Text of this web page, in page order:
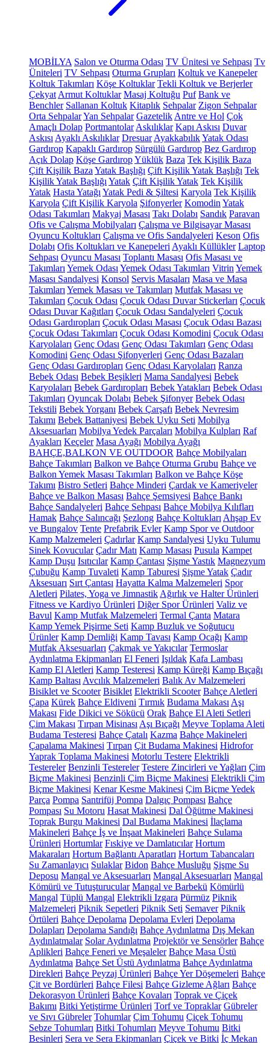
MOBİLYA Salon ve Oturma Odası TV Ünitesi ve Sehpası Tv
Üniteleri TV Sehpası Oturma Grupları Koltuk ve Kanepeler
Koltuk Takımları Köşe Koltuklar Tekli Koltuk ve Berjerler
Çekyat Armut Koltuklar Masaj Koltuğu Puf Bank ve
Benchler Sallanan Koltuk Kitaplık Sehpalar Zigon Sehpalar
Orta SehpalarYan Sehpalar Gazetelik Antre ve Hol Çok
Amaçlı Dolap Portmantolar Askılıklar Kapı Askısı Duvar
Askısı Ayaklı Askılıklar Dresuar AyakkabılıkYatak Odası
Gardırop Kapaklı Gardırop Sürgülü Gardırop Bez Gardırop
Açık Dolap Köşe GardıropYüklük Baza Tek Kişilik Baza
Çift Kişilik Baza Yatak Başlığı Çift Kişilik Yatak Başlığı Tek
Kişilik Yatak Başlığı Yatak Çift Kişilik Yatak Tek Kişilik
Yatak Hasta Yatağı Yatak Pedi & Şiltesi Karyola Tek Kişilik
Karyola Çift Kişilik Karyola Şifonyerler Komodin Yatak
Odası Takımları Makyaj Masası Takı Dolabı Sandık Paravan
Ofis ve Çalışma Mobilyaları Çalışma ve Bilgisayar Masası
Oyuncu Koltukları Çalışma ve Ofis Sandalyeleri Keson Ofis
Dolabı Ofis Koltukları ve Kanepeleri Ayaklı Küllükler Laptop
Sehpası Oyuncu Masası Toplantı Masası Ofis Masası ve
Takımları Yemek Odası Yemek Odası Takımları Vitrin Yemek
Masası Sandalyesi Konsol Servis Masaları Masa ve Masa
Takımları Yemek Masası ve Takımları Mutfak Masası ve
Takımları Çocuk Odası Çocuk Odası Duvar Stickerları Çocuk
Odası Duvar Kağıtları Çocuk Odası Sandalyeleri Çocuk
Odası Gardıropları Çocuk Odası Masası Çocuk Odası Bazası
Çocuk Odası Takımları Çocuk Odası Komodini Çocuk Odası
Karyolaları Genç Odası Genç Odası Takımları Genç Odası
Komodini Genç Odası Şifonyerleri Genç Odası Bazaları
Genç Odası Gardıropları Genç Odası Karyolaları Ranza
Bebek Odası Bebek Beşikleri Mama Sandalyesi Bebek
Karyolaları Bebek Gardıropları Bebek Yatakları Bebek Odası
Takımları Oyuncak Dolabı Bebek Şifonyer Bebek Odası
Tekstili Bebek Yorganı Bebek Çarşafı Bebek Nevresim
Takımı Bebek Battaniyesi Bebek Uyku Seti Mobilya
Aksesuarları Mobilya Yedek Parçaları Mobilya Kulpları Raf
Ayakları Keçeler Masa Ayağı Mobilya Ayağı
BAHÇE,BALKON VE OUTDOOR Bahçe Mobilyaları
Bahçe Takımları Balkon ve Bahçe Oturma Grubu Bahçe ve
Balkon Yemek Masası Takımları Balkon ve Bahçe Köşe
Takımı Bistro Setleri Bahçe Minderi Çardak ve Kameriyeler
Bahçe ve Balkon Masası Bahçe Şemsiyesi Bahçe Bankı
Bahçe Sandalyeleri Bahçe Sehpası Bahçe Mobilya Kılıfları
Hamak Bahçe Salıncağı Şezlong Bahçe Koltukları Ahşap Ev
ve Bungalov Tente Prefabrik Evler Kamp Spor ve Outdoor
Kamp Malzemeleri Çadırlar Kamp Sandalyesi Uyku Tulumu
Sinek Kovucular Çadır Matı Kamp Masası Pusula Kampet
Kamp Duşu Isıtıcılar Kamp Çantası Şişme Yastık Magnezyum
Çubuğu Kamp Tuvaleti Kamp Taburesi Şişme Yatak Çadır
Aksesuarı Sırt Çantası Hayatta Kalma Malzemeleri Spor
Aletleri Pilates, Yoga ve Jimnastik Ağırlık ve Halter Ürünleri
Fitness ve Kardiyo Ürünleri Diğer Spor Ürünleri Valiz ve
Bavul Kamp Mutfak Malzemeleri Termal Çanta Matara
Kamp Yemek Pişirme Seti Kamp Buzluk ve Soğutucu
Ürünler Kamp Demliği Kamp Tavası Kamp Ocağı Kamp
Mutfak Aksesuarları Çakmak ve Yakıcılar Termoslar
Aydınlatma Ekipmanları El Feneri Işıldak Kafa Lambası
Kamp El Aletleri Kamp Testeresi Kamp Küreği Kamp Bıçağı
Kamp Baltası Avcılık Malzemeleri Balık Av Malzemeleri
Bisiklet ve Scooter Bisiklet Elektrikli Scooter Bahçe Aletleri
Çapa Kürek Bahçe Eldiveni Tırmık Budama Makası Aşı
Makası Fide Dikici ve Sökücü Orak Bahçe El Aleti Setleri
Çim Makası Tırpan Misinası Aşı Bıçağı Meyve Toplama Aleti
Budama Testeresi Bahçe Çatalı Kazma Bahçe Makineleri
Çapalama Makinesi Tırpan Çit Budama Makinesi Hidrofor
Yaprak Toplama Makinesi Motorlu Testere Elektrikli
Testereler Benzinli Testereler Testere Zincirleri ve Yağları Çim
Biçme Makinesi Benzinli Çim Biçme Makinesi Elektrikli Çim
Biçme Makinesi Kenar Kesme Makinesi Çim Biçme Yedek
Parça Pompa Santrifüj Pompa Dalgıç Pompası Bahçe
Pompası Su Motoru Hasat Makinesi Dal Öğütme Makinesi
Toprak Burgu Makinesi Dal Budama Makinesi İlaçlama
Makineleri Bahçe İş ve İnşaat Makineleri Bahçe Sulama
Ürünleri Hortumlar Fıskiye ve Damlatıcılar Hortum
Makaraları Hortum Bağlantı Aparatları Hortum Tabancaları
Su Zamanlayıcı Sulaklar Bidon Bahçe Musluğu Şişme Su
Deposu Mangal ve Aksesuarları Mangal Aksesuarları Mangal
Kömürü ve Tutuşturucular Mangal ve Barbekü Kömürlü
Mangal Tüplü Mangal Elektrikli Izgara Pürmüz Piknik
Malzemeleri Piknik Sepetleri Piknik Seti Semaver Piknik
Örtüleri Bahçe Depolama Depolama Evleri Depolama
Dolapları Depolama Sandığı Bahçe Aydınlatma Dış Mekan
Aydınlatmalar Solar Aydınlatma Projektör ve Sensörler Bahçe
Aplikleri Bahçe Feneri ve Meşaleler Bahçe Masa Üstü
Aydınlatma Bahçe Set Üstü Aydınlatma Bahçe Aydınlatma
Direkleri Bahçe Peyzaj Ürünleri Bahçe Yer Döşemeleri Bahçe
Çit ve Bordürleri Bahçe Filesi Bahçe Gizleme Ağları Bahçe
Dekorasyon Ürünleri Bahçe Kovaları Toprak ve Çiçek
Bakımı Bitki Yetiştirme Ürünleri Torf ve Topraklar Gübreler
ve Sıvı Gübreler Tohumlar Çim Tohumu Çiçek Tohumu
Sebze Tohumları Bitki Tohumları Meyve Tohumu Bitki
Besinleri Sera ve Sera Ekipmanları Çiçek ve Bitki İç Mekan